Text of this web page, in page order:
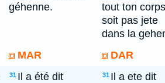
géhenne.
tout ton
soit pas jete
dans la
MAR DAR
31 Il a été dit
31 Il a ete dit